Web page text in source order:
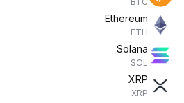
Ethereum
ETH
Solana
SOL
XRP
XRP